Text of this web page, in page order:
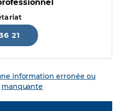
21
information erronée ou
manquante